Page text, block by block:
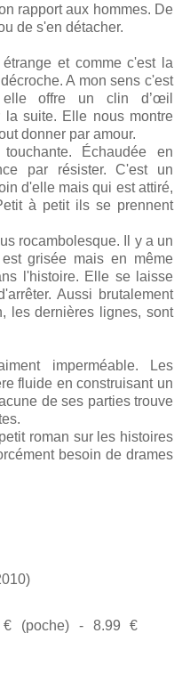
rapport aux hommes. De
de s'en détacher.
et comme c'est la
A mon sens c'est
elle offre un clin d’œil
la suite. Elle nous montre
donner par amour.
Échaudée en
par résister. C'est un
d'elle mais qui est attiré,
à petit ils se prennent
rocambolesque. Il y a un
grisée mais en même
l'histoire. Elle se laisse
Aussi brutalement
les dernières lignes, sont
imperméable. Les
fluide en construisant un
de ses parties trouve
roman sur les histoires
besoin de drames
(poche) - 8.99 €